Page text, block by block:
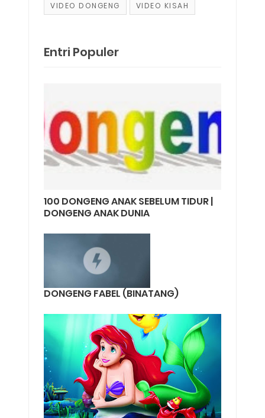
VIDEO DONGENG VIDEO KISAH
Entri Populer
100 DONGENG ANAK SEBELUM TIDUR |
DONGENG ANAK DUNIA
DONGENG FABEL (BINATANG)